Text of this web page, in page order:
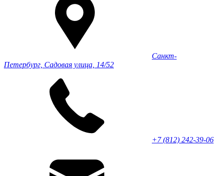
Санкт-
Петербург, Садовая улица, 14/52
+7 (812) 242-39-06